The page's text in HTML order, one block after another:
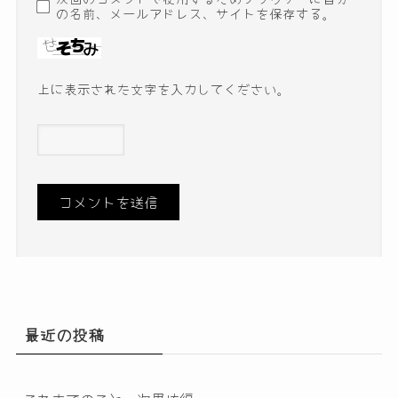
の名前、メールアドレス、サイトを保存する。
上に表示された文字を入力してください。
最近の投稿